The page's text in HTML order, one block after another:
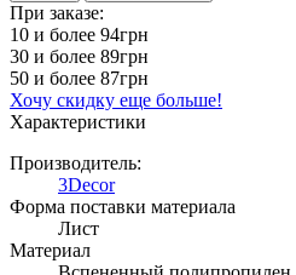
При заказе:
10 и более 94грн
30 и более 89грн
50 и более 87грн
Хочу скидку еще больше!
Характеристики
Производитель:
3Decor
Форма поставки материала
Лист
Материал